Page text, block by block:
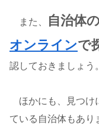
また、 自治体
オンラインで
認しておきましょう。
ほかにも、見つけ
ている自治体もあり